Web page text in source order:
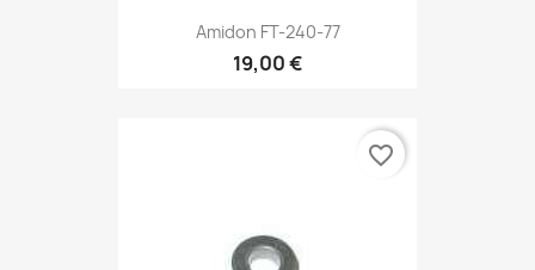
Amidon FT-240-77
19,00 €
favorite_border